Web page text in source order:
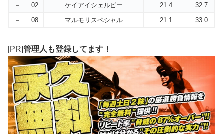
－
02 ケイアイシェルビー 21.4
32.7
－
08 マルモリスペシャル 21.1 33.0
[PR]管理人も登録してます！